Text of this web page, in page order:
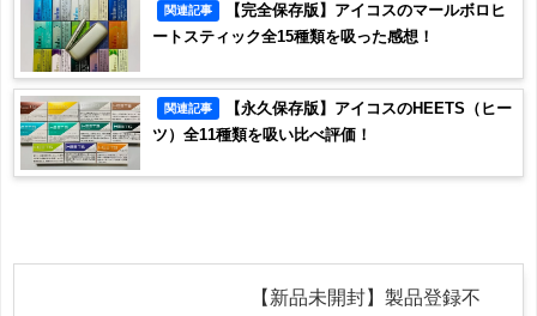
関連記事
【完全保存版】アイコスのマールボロヒ
ートスティック全15種類を吸った感想！
関連記事
【永久保存版】アイコスのHEETS（ヒー
ツ）全11種類を吸い比べ評価！
【新品未開封】製品登録不